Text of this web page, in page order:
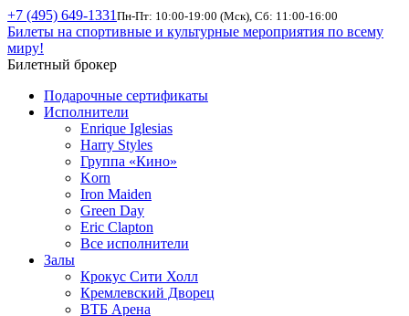
+7 (495) 649-1331 Пн-Пт: 10:00-19:00 (Мск), Сб: 11:00-16:00
Билеты на спортивные и культурные мероприятия по всему
миру!
Билетный брокер
Подарочные сертификаты
Исполнители
Enrique Iglesias
Harry Styles
Группа «Кино»
Korn
Iron Maiden
Green Day
Eric Clapton
Все исполнители
Залы
Крокус Сити Холл
Кремлевский Дворец
ВТБ Арена